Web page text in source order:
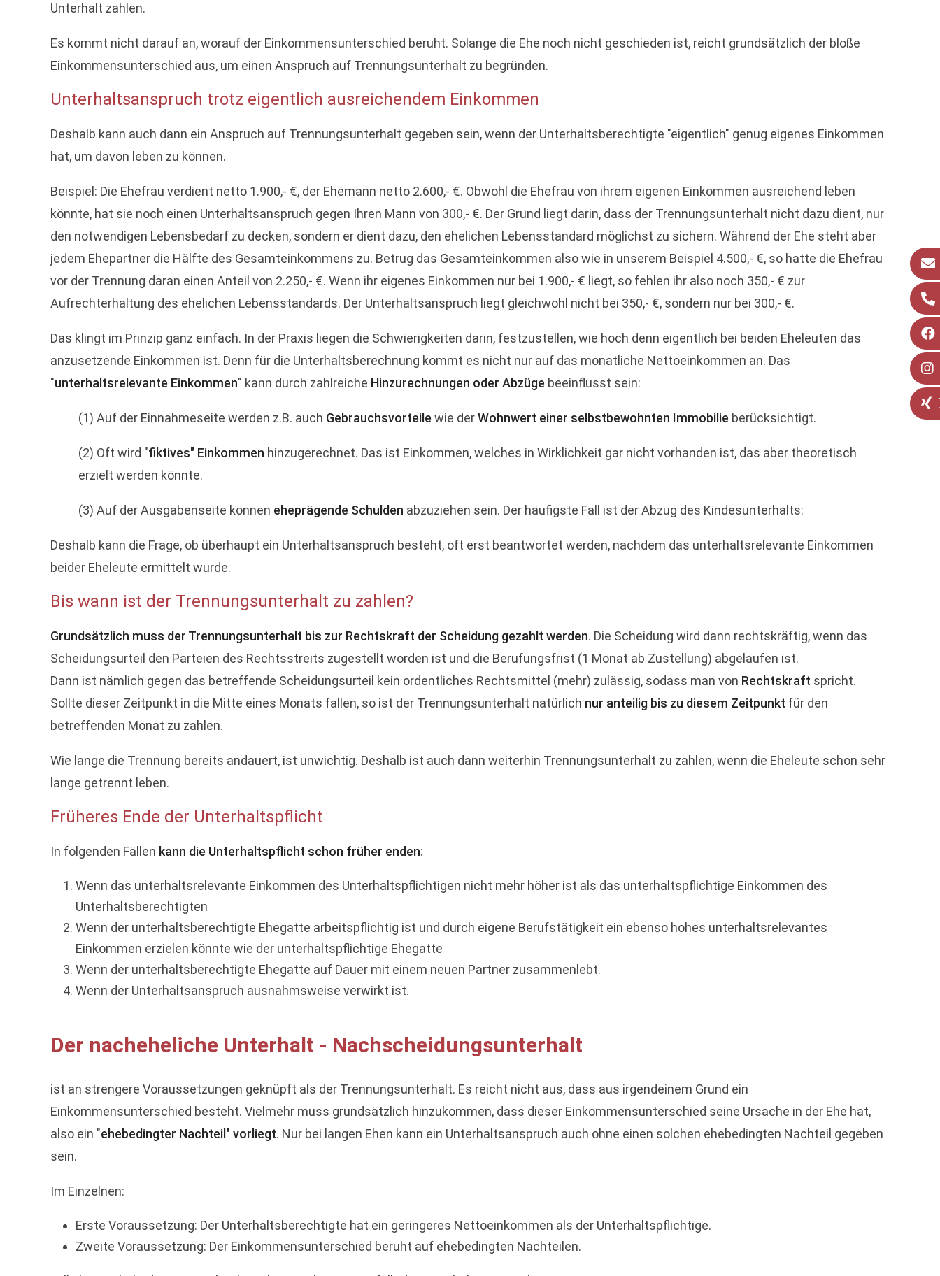
Unterhalt zahlen.
Es kommt nicht darauf an, worauf der Einkommensunterschied beruht. Solange die Ehe noch nicht geschieden ist, reicht grundsätzlich der bloße
Einkommensunterschied aus, um einen Anspruch auf Trennungsunterhalt zu begründen.
Unterhaltsanspruch trotz eigentlich ausreichendem Einkommen
Deshalb kann auch dann ein Anspruch auf Trennungsunterhalt gegeben sein, wenn der Unterhaltsberechtigte "eigentlich" genug eigenes Einkommen
hat, um davon leben zu können.
Beispiel: Die Ehefrau verdient netto 1.900,- €, der Ehemann netto 2.600,- €. Obwohl die Ehefrau von ihrem eigenen Einkommen ausreichend leben
könnte, hat sie noch einen Unterhaltsanspruch gegen Ihren Mann von 300,- €. Der Grund liegt darin, dass der Trennungsunterhalt nicht dazu dient, nur
den notwendigen Lebensbedarf zu decken, sondern er dient dazu, den ehelichen Lebensstandard möglichst zu sichern. Während der Ehe steht aber
jedem Ehepartner die Hälfte des Gesamteinkommens zu. Betrug das Gesamteinkommen also wie in unserem Beispiel 4.500,- €, so hatte die Ehefrau
vor der Trennung daran einen Anteil von 2.250,- €. Wenn ihr eigenes Einkommen nur bei 1.900,- € liegt, so fehlen ihr also noch 350,- € zur
Aufrechterhaltung des ehelichen Lebensstandards. Der Unterhaltsanspruch liegt gleichwohl nicht bei 350,- €, sondern nur bei 300,- €.
Das klingt im Prinzip ganz einfach. In der Praxis liegen die Schwierigkeiten darin, festzustellen, wie hoch denn eigentlich bei beiden Eheleuten das
anzusetzende Einkommen ist. Denn für die Unterhaltsberechnung kommt es nicht nur auf das monatliche Nettoeinkommen an. Das
"unterhaltsrelevante Einkommen" kann durch zahlreiche Hinzurechnungen oder Abzüge beeinflusst sein:
(1) Auf der Einnahmeseite werden z.B. auch Gebrauchsvorteile wie derWohnwert einer selbstbewohnten Immobilie berücksichtigt.
(2) Oft wird "fiktives" Einkommen hinzugerechnet. Das ist Einkommen, welches in Wirklichkeit gar nicht vorhanden ist, das aber theoretisch
erzielt werden könnte.
(3) Auf der Ausgabenseite können eheprägende Schulden abzuziehen sein. Der häufigste Fall ist der Abzug des Kindesunterhalts:
Deshalb kann die Frage, ob überhaupt ein Unterhaltsanspruch besteht, oft erst beantwortet werden, nachdem das unterhaltsrelevante Einkommen
beider Eheleute ermittelt wurde.
Bis wann ist der Trennungsunterhalt zu zahlen?
Grundsätzlich muss der Trennungsunterhalt bis zur Rechtskraft der Scheidung gezahlt werden. Die Scheidung wird dann rechtskräftig, wenn das
Scheidungsurteil den Parteien des Rechtsstreits zugestellt worden ist und die Berufungsfrist (1 Monat ab Zustellung) abgelaufen ist.
Dann ist nämlich gegen das betreffende Scheidungsurteil kein ordentliches Rechtsmittel (mehr) zulässig, sodass man von Rechtskraft spricht.
Sollte dieser Zeitpunkt in die Mitte eines Monats fallen, so ist der Trennungsunterhalt natürlich nur anteilig bis zu diesem Zeitpunkt für den
betreffenden Monat zu zahlen.
Wie lange die Trennung bereits andauert, ist unwichtig. Deshalb ist auch dann weiterhin Trennungsunterhalt zu zahlen, wenn die Eheleute schon sehr
lange getrennt leben.
Früheres Ende der Unterhaltspflicht
In folgenden Fällen kann die Unterhaltspflicht schon früher enden:
Wenn das unterhaltsrelevante Einkommen des Unterhaltspflichtigen nicht mehr höher ist als das unterhaltspflichtige Einkommen des
Unterhaltsberechtigten
Wenn der unterhaltsberechtigte Ehegatte arbeitspflichtig ist und durch eigene Berufstätigkeit ein ebenso hohes unterhaltsrelevantes
Einkommen erzielen könnte wie der unterhaltspflichtige Ehegatte
Wenn der unterhaltsberechtigte Ehegatte auf Dauer mit einem neuen Partner zusammenlebt.
Wenn der Unterhaltsanspruch ausnahmsweise verwirkt ist.
Der nacheheliche Unterhalt - Nachscheidungsunterhalt
ist an strengere Voraussetzungen geknüpft als der Trennungsunterhalt. Es reicht nicht aus, dass aus irgendeinem Grund ein
Einkommensunterschied besteht. Vielmehr muss grundsätzlich hinzukommen, dass dieser Einkommensunterschied seine Ursache in der Ehe hat,
also ein "ehebedingter Nachteil" vorliegt. Nur bei langen Ehen kann ein Unterhaltsanspruch auch ohne einen solchen ehebedingten Nachteil gegeben
sein.
Im Einzelnen:
Erste Voraussetzung: Der Unterhaltsberechtigte hat ein geringeres Nettoeinkommen als der Unterhaltspflichtige.
Zweite Voraussetzung: Der Einkommensunterschied beruht auf ehebedingten Nachteilen.